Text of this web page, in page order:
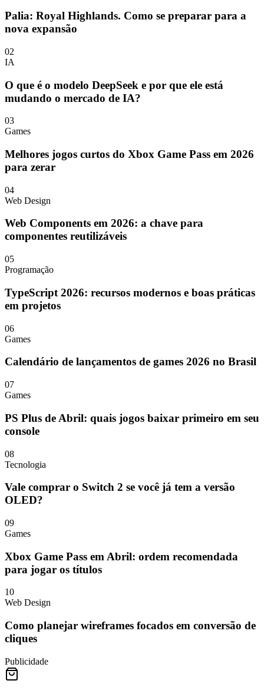
Palia: Royal Highlands. Como se preparar para a
nova expansão
02
IA
O que é o modelo DeepSeek e por que ele está
mudando o mercado de IA?
03
Games
Melhores jogos curtos do Xbox Game Pass em 2026
para zerar
04
Web Design
Web Components em 2026: a chave para
componentes reutilizáveis
05
Programação
TypeScript 2026: recursos modernos e boas práticas
em projetos
06
Games
Calendário de lançamentos de games 2026 no Brasil
07
Games
PS Plus de Abril: quais jogos baixar primeiro em seu
console
08
Tecnologia
Vale comprar o Switch 2 se você já tem a versão
OLED?
09
Games
Xbox Game Pass em Abril: ordem recomendada
para jogar os títulos
10
Web Design
Como planejar wireframes focados em conversão de
cliques
Publicidade